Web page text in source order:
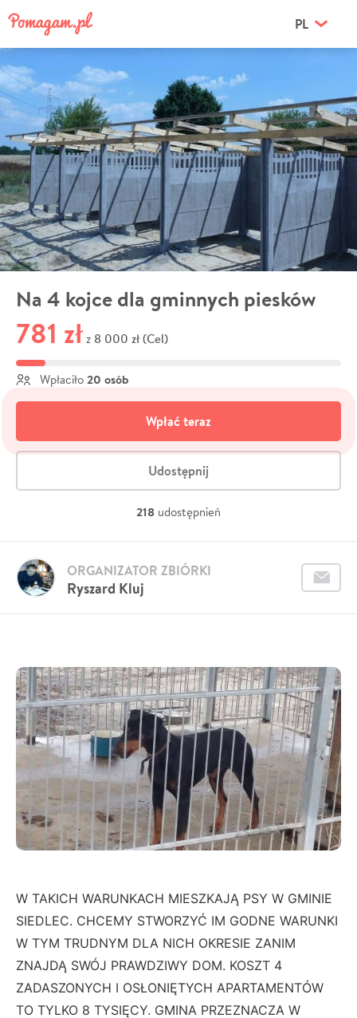
PL
Na 4 kojce dla gminnych piesków
781 zł z 8 000 zł (Cel)
Wpłaciło 20 osób
Wpłać teraz
Udostępnij
218 udostępnień
Ryszard Kluj
ORGANIZATOR ZBIÓRKI
W TAKICH WARUNKACH MIESZKAJĄ PSY W GMINIE
SIEDLEC. CHCEMY STWORZYĆ IM GODNE WARUNKI
W TYM TRUDNYM DLA NICH OKRESIE ZANIM
ZNAJDĄ SWÓJ PRAWDZIWY DOM. KOSZT 4
ZADASZONYCH I OSŁONIĘTYCH APARTAMENTÓW
TO TYLKO 8 TYSIĘCY. GMINA PRZEZNACZA W